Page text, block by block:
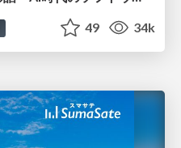
49 34k